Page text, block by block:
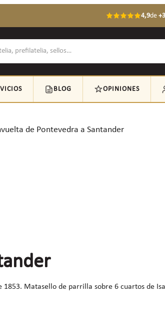
4,9de
BLOG OPINIONES
de Pontevedra a Santander
1853. Matasello de parrilla sobre 6 cuartos de